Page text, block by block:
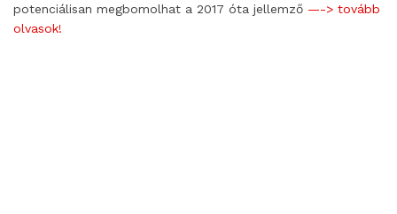
potenciálisan megbomolhat a 2017 óta jellemző —-> tovább
olvasok!